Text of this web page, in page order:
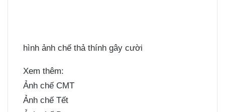
hình ảnh chế thả thính gây cười
Xem thêm:
Ảnh chế CMT
Ảnh chế Tết